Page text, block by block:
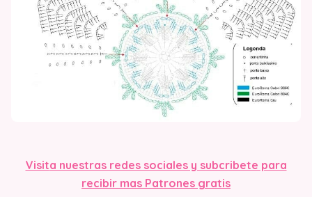
Visita nuestras redes sociales y subcribete para
recibir mas Patrones gratis